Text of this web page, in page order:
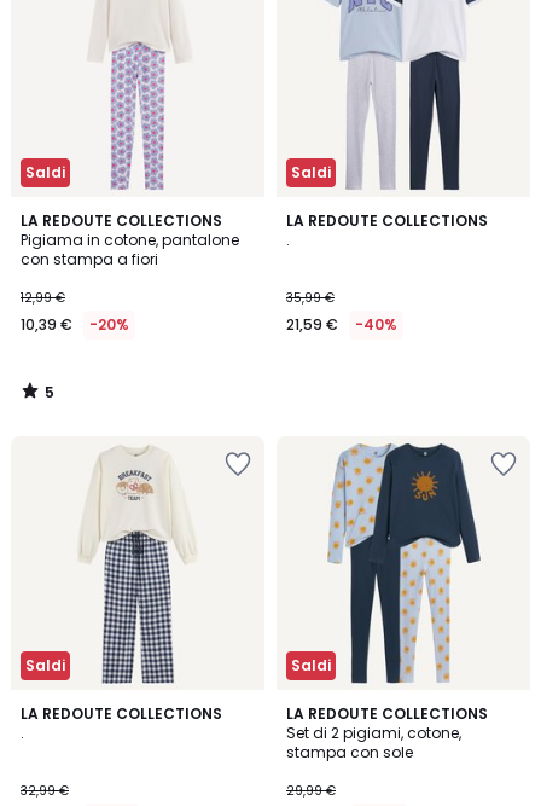
Saldi
LA REDOUTE COLLECTIONS
Pigiama in cotone, pantalone
con stampa a fiori
12,99 €
10,39 € -20%
5
/
5
5
/
Saldi
LA REDOUTE COLLECTIONS
.
35,99 €
21,59 € -40%
Saldi
LA REDOUTE COLLECTIONS
.
32,99 €
5
Saldi
LA REDOUTE COLLECTIONS
Set di 2 pigiami, cotone,
stampa con sole
29,99 €